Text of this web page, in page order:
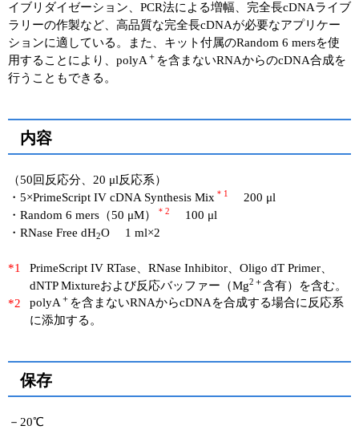
イブリダイゼーション、PCR法による増幅、完全長cDNAライブ
ラリーの作製など、高品質な完全長cDNAが必要なアプリケー
ションに適している。また、キット付属のRandom 6 mersを使
用することにより、polyA ＋ を含まないRNAからのcDNA合成を
行うこともできる。
内容
（50回反応分、20 μl反応系）
・5×PrimeScript IV cDNA Synthesis Mix ＊1
200 μl
・Random 6 mers（50 μM）
＊2
100 μl
・RNase Free dH2O 1 ml×2
*1
PrimeScript IV RTase、RNase Inhibitor、Oligo dT Primer、
dNTP Mixtureおよび反応バッファー（Mg2＋含有）を含む。
*2
polyA ＋ を含まないRNAからcDNAを合成する場合に反応系
に添加する。
保存
－20℃